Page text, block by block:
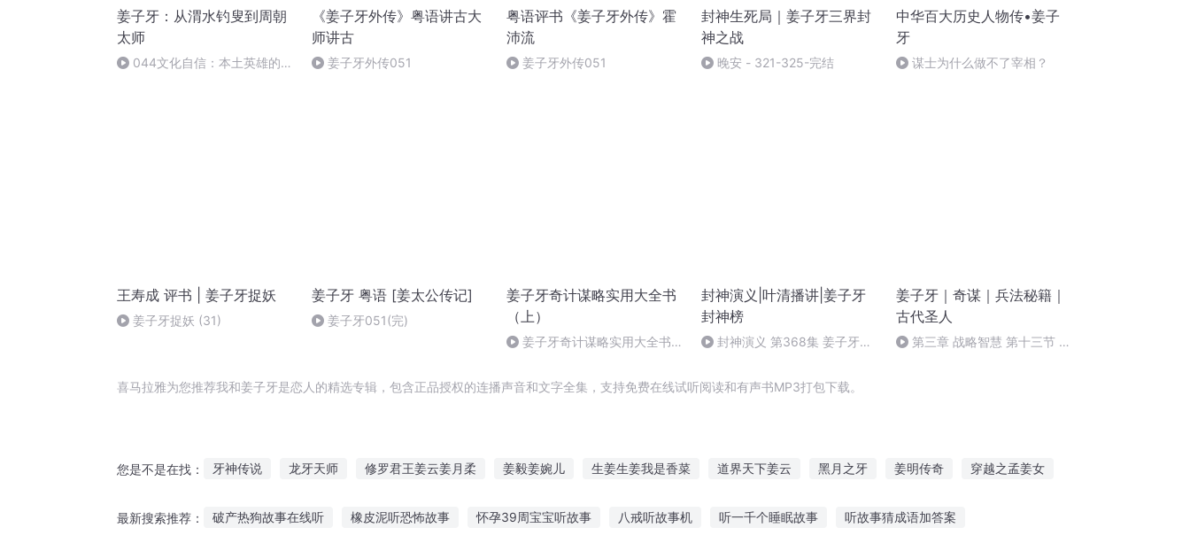
姜子牙：从渭水钓叟到周朝
太师
044文化自信：本土英雄的当
《姜子牙外传》粤语讲古大
师讲古
姜子牙外传051
粤语评书《姜子牙外传》霍
沛流
姜子牙外传051
封神生死局｜姜子牙三界封
神之战
晚安 - 321-325-完结
中华百大历史人物传•姜子
牙
谋士为什么做不了宰相？
王寿成 评书 | 姜子牙捉妖
姜子牙捉妖 (31)
姜子牙 粤语 [姜太公传记]
姜子牙051(完)
姜子牙奇计谋略实用大全书
（上）
姜子牙奇计谋略实用大全书-
国之道（完）
封神演义|叶清播讲|姜子牙
封神榜
封神演义 第368集 姜子牙封
姜子牙｜奇谋｜兵法秘籍｜
古代圣人
第三章 战略智慧 第十三节 重
喜马拉雅为您推荐我和姜子牙是恋人的精选专辑，包含正品授权的连播声音和文字全集，支持免费在线试听阅读和有声书MP3打包下载。
您是不是在找： 牙神传说 龙牙天师 修罗君王姜云姜月柔 姜毅姜婉儿 生姜生姜我是香菜 道界天下姜云 黑月之牙 姜明传奇 穿越之孟姜女
最新搜索推荐： 破产热狗故事在线听 橡皮泥听恐怖故事 怀孕39周宝宝听故事 八戒听故事机 听一千个睡眠故事 听故事猜成语加答案